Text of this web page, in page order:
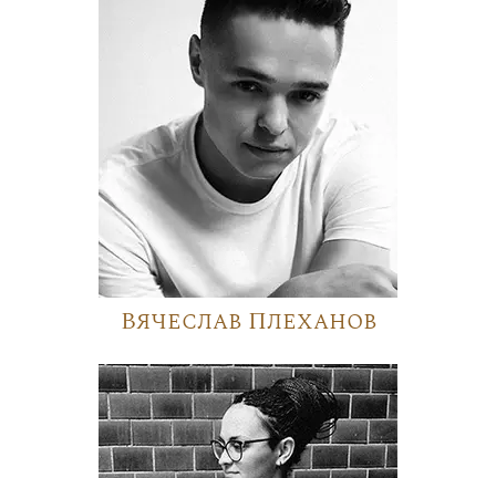
Вячеслав Плеханов